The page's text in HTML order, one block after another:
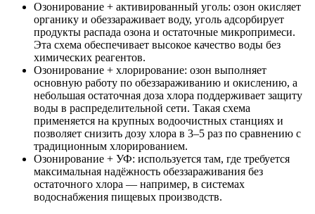
Озонирование + активированный уголь: озон окисляет
органику и обеззараживает воду, уголь адсорбирует
продукты распада озона и остаточные микропримеси.
Эта схема обеспечивает высокое качество воды без
химических реагентов.
Озонирование + хлорирование: озон выполняет
основную работу по обеззараживанию и окислению, а
небольшая остаточная доза хлора поддерживает защиту
воды в распределительной сети. Такая схема
применяется на крупных водоочистных станциях и
позволяет снизить дозу хлора в 3–5 раз по сравнению с
традиционным хлорированием.
Озонирование + УФ: используется там, где требуется
максимальная надёжность обеззараживания без
остаточного хлора — например, в системах
водоснабжения пищевых производств.